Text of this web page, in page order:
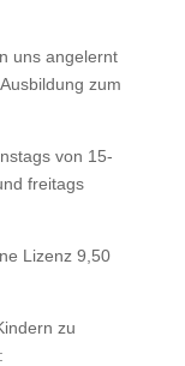
uns angelernt
zum
von 15-
freitags
Lizenz 9,50
zu